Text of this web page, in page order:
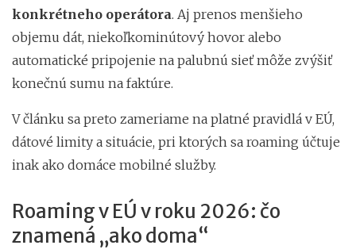
konkrétneho operátora. Aj prenos menšieho
objemu dát, niekoľkominútový hovor alebo
automatické pripojenie na palubnú sieť môže zvýšiť
konečnú sumu na faktúre.
V článku sa preto zameriame na platné pravidlá v EÚ,
dátové limity a situácie, pri ktorých sa roaming účtuje
inak ako domáce mobilné služby.
Roaming v EÚ v roku 2026: čo
znamená „ako doma“